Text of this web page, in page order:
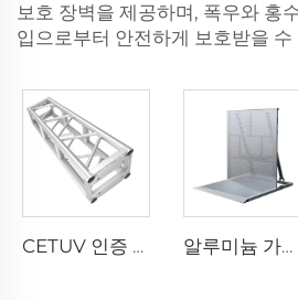
보호 장벽을 제공하며, 폭우와 홍
입으로부터 안전하게 보호받을
CETUV 인증 알루미늄 트러스 디스플레이 간편 조립식 볼트 트러스 무대 이벤트용 알루미늄 가림막